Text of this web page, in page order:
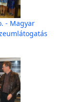
- Magyar